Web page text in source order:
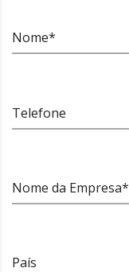
Nome*
Telefone
Nome da Empresa*
País